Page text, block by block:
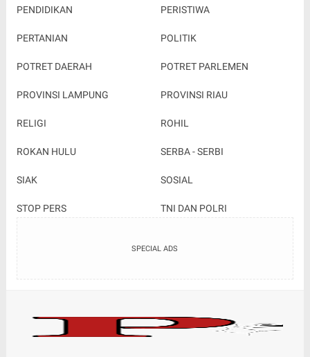
PENDIDIKAN PERISTIWA
PERTANIAN POLITIK
POTRET DAERAH POTRET PARLEMEN
PROVINSI LAMPUNG PROVINSI RIAU
RELIGI ROHIL
ROKAN HULU SERBA - SERBI
SIAK SOSIAL
STOP PERS TNI DAN POLRI
SPECIAL ADS